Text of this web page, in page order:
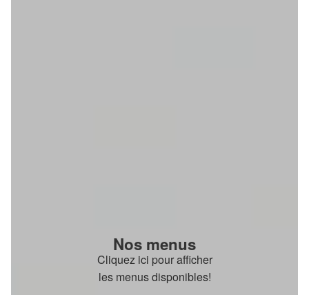
Nos menus
Cliquez ici pour afficher
les menus disponibles!